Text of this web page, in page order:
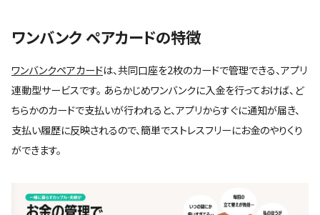
ワンバンク ペアカードの特徴
ワンバンクペアカードは、共同口座を2枚のカードで管理できる、アプリ
連動型サービスです。 あらかじめワンバンクに入金を行っておけば、ど
ちらかのカードで支払いが行われると、アプリからすぐに通知が届き、
支払い履歴に反映されるので、簡単でストレスフリーにお金のやりくり
ができます。